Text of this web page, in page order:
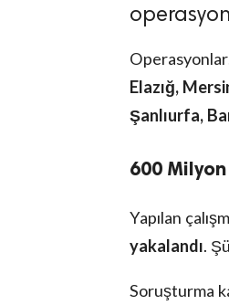
Elazığ,
Şanlıurfa,
600 Milyon
Yapılan
yakalandı.
Soruşturma